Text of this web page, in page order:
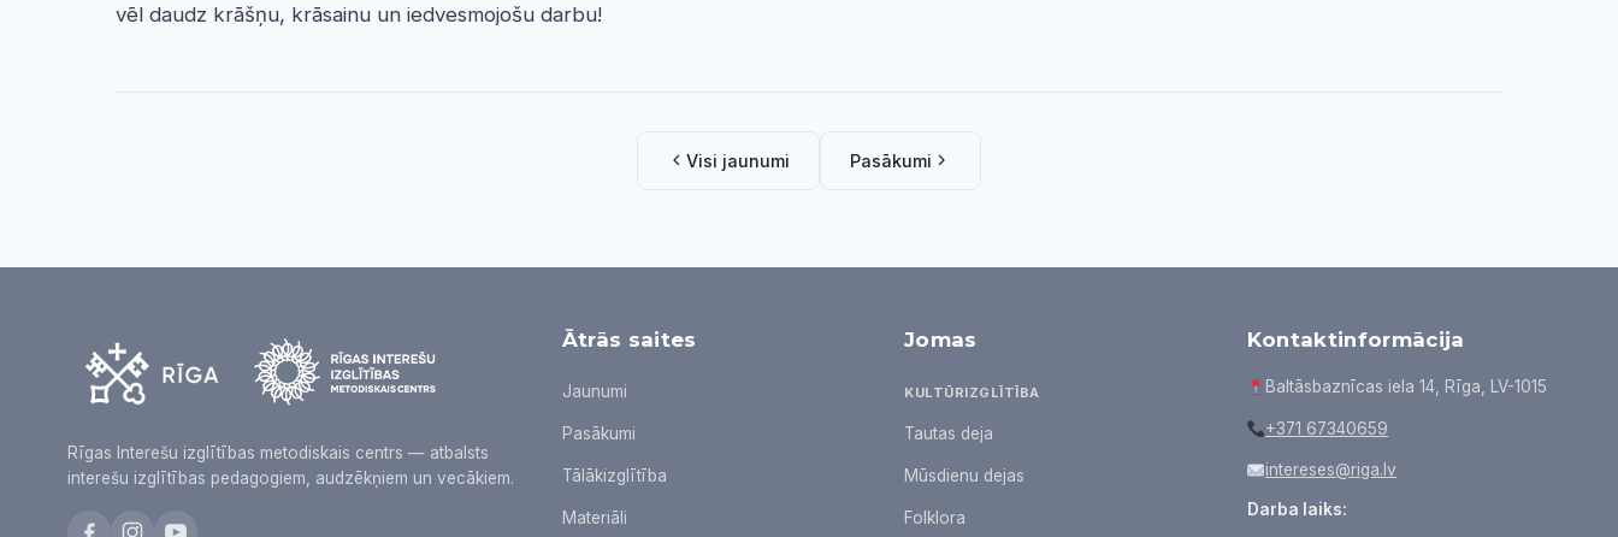
vēl daudz krāšņu, krāsainu un iedvesmojošu darbu!
Visi jaunumi Pasākumi
Rīgas Interešu izglītības metodiskais centrs — atbalsts
interešu izglītības pedagogiem, audzēkņiem un vecākiem.
Ātrās saites
Jaunumi
Pasākumi
Tālākizglītība
Materiāli
Jomas
KULTŪRIZGLĪTĪBA
Tautas deja
Mūsdienu dejas
Folklora
Kontaktinformācija
Baltāsbaznīcas iela 14, Rīga, LV-1015
+371 67340659
intereses@riga.lv
Darba laiks: